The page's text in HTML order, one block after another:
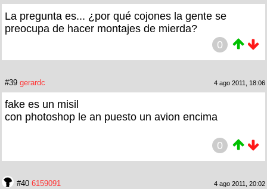
La pregunta es... ¿por qué cojones la gente se
preocupa de hacer montajes de mierda?
0
#39 gerardc 4 ago 2011, 18:06
fake es un misil
con photoshop le an puesto un avion encima
0
#40 6159091 4 ago 2011, 20:02